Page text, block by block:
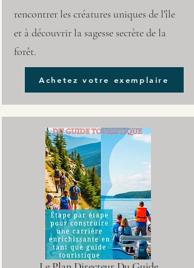
rencontrer les créatures uniques de l'île
et à découvrir la sagesse secrète de la
forêt.
Achetez votre exemplaire